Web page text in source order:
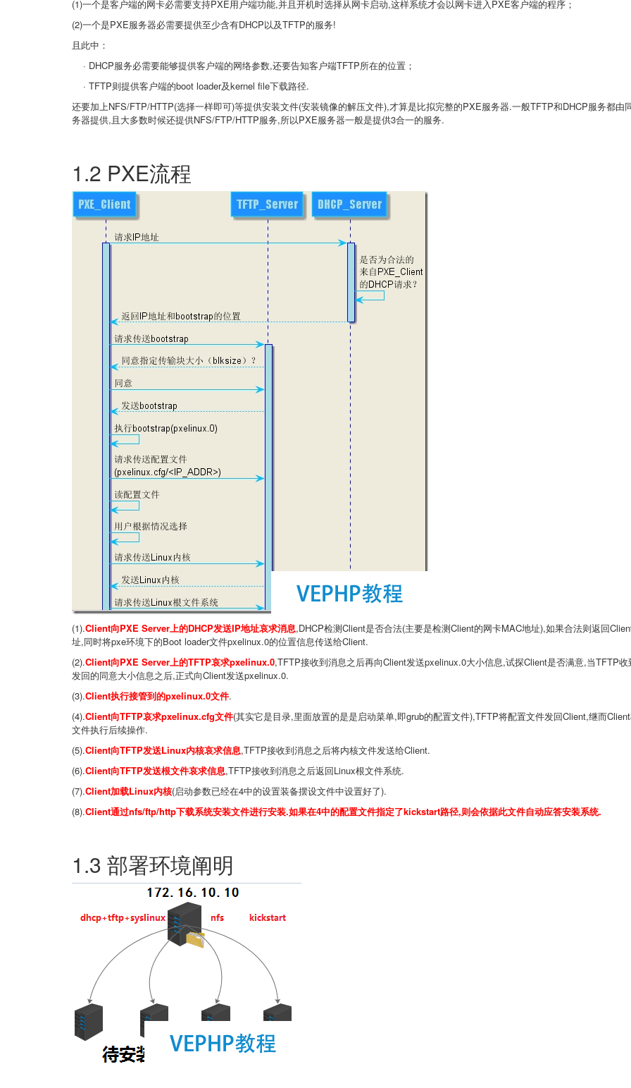
(1)一个是客户端的网卡必需要支持PXE用户端功能,并且开机时选择从网卡启动,这样系统才会以网卡进入PXE客户端的程序；
(2)一个是PXE服务器必需要提供至少含有DHCP以及TFTP的服务!
且此中：
· DHCP服务必需要能够提供客户端的网络参数,还要告知客户端TFTP所在的位置；
· TFTP则提供客户端的boot loader及kernel file下载路径.
还要加上NFS/FTP/HTTP(选择一样即可)等提供安装文件(安装镜像的解压文件),才算是比拟完整的PXE服务器.一般TFTP和DHCP服务都由
务器提供,且大多数时候还提供NFS/FTP/HTTP服务,所以PXE服务器一般是提供3合一的服务.
1.2 PXE流程
(1).Client向PXE Server上的DHCP发送IP地址哀求消息,DHCP检测Client是否合法(主要是检测Client的网卡MAC地址),如果合法则返回
址,同时将pxe环境下的Boot loader文件pxelinux.0的位置信息传送给Client.
(2).Client向PXE Server上的TFTP哀求pxelinux.0,TFTP接收到消息之后再向Client发送pxelinux.0大小信息,试探Client是否满意,当TFTP收
发回的同意大小信息之后,正式向Client发送pxelinux.0.
(3).Client执行接管到的pxelinux.0文件.
(4).Client向TFTP哀求pxelinux.cfg文件(其实它是目录,里面放置的是是启动菜单,即grub的配置文件),TFTP将配置文件发回Client,继而
文件执行后续操作.
(5).Client向TFTP发送Linux内核哀求信息,TFTP接收到消息之后将内核文件发送给Client.
(6).Client向TFTP发送根文件哀求信息,TFTP接收到消息之后返回Linux根文件系统.
(7).Client加载Linux内核(启动参数已经在4中的设置装备摆设文件中设置好了).
(8).Client通过nfs/ftp/http下载系统安装文件进行安装.如果在4中的配置文件指定了kickstart路径,则会依据此文件自动应答安装系统.
1.3 部署环境阐明